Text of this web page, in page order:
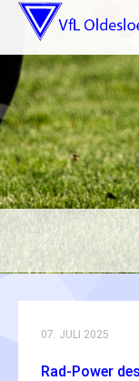
07. JULI 2025
Rad-Power